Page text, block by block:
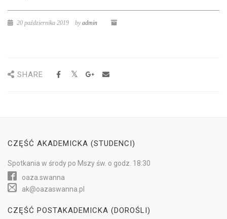
20 października 2019 byadmin
SHARE
CZĘŚĆ AKADEMICKA (STUDENCI)
Spotkania w środypo Mszy św. o godz. 18:30
oaza.swanna
ak@oazaswanna.pl
CZĘŚĆ POSTAKADEMICKA (DOROŚLI)